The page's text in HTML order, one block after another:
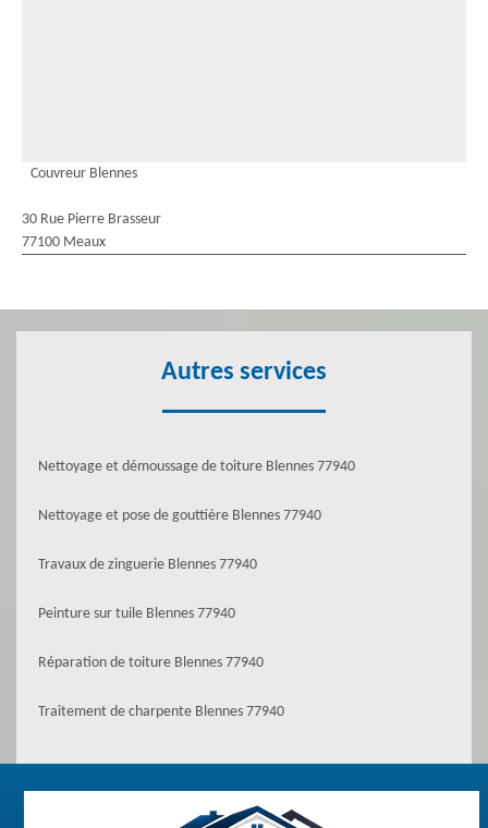
Couvreur Blennes
30 Rue Pierre Brasseur
77100 Meaux
Autres services
Nettoyage et démoussage de toiture Blennes 77940
Nettoyage et pose de gouttière Blennes 77940
Travaux de zinguerie Blennes 77940
Peinture sur tuile Blennes 77940
Réparation de toiture Blennes 77940
Traitement de charpente Blennes 77940